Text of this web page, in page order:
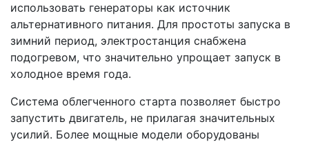
использовать генераторы как источник
альтернативного питания. Для простоты запуска в
зимний период, электростанция снабжена
подогревом, что значительно упрощает запуск в
холодное время года.
Система облегченного старта позволяет быстро
запустить двигатель, не прилагая значительных
усилий. Более мощные модели оборудованы